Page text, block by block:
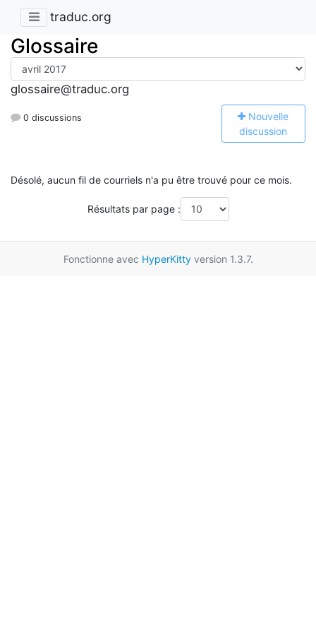
traduc.org
Glossaire
glossaire@traduc.org
0 discussions Nouvelle
discussion
Désolé, aucun fil de courriels n'a pu être trouvé pour ce mois.
Résultats par page :
Fonctionne avec HyperKittyversion 1.3.7.